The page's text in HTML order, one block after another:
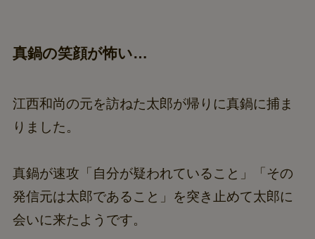
真鍋の笑顔が怖い…
江西和尚の元を訪ねた太郎が帰りに真鍋に捕ま
りました。
真鍋が速攻「自分が疑われていること」「その
発信元は太郎であること」を突き止めて太郎に
会いに来たようです。